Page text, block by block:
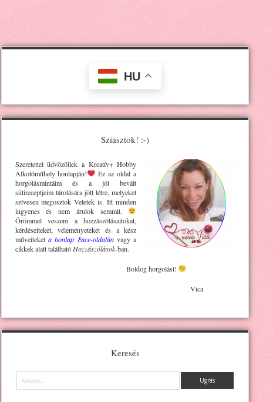
HU
Sziasztok! :-)
Szeretettel üdvözöllek a Kreatív+ Hobby
Alkotóműhelyhonlapján!
Ez az oldal a
horgolásmintáim és a jól bevált
sütireceptjeim tárolására jött létre, melyeket
szívesen megosztok Veletek is. Itt minden
ingyenes és nem árulok semmit.
Örömmel veszem a hozzászólásaitokat,
kérdéseiteket, véleményeteket és a kész
műveiteket a honlap Face-oldalánvagy a
cikkek alatt található Hozzászólások-ban.
Boldog horgolást!
Vica
Keresés
Keresés